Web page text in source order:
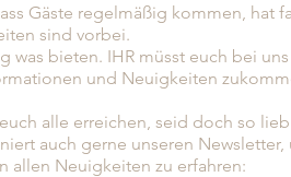
Gäste regelmäßig kommen, hat
sind vorbei.
was bieten. IHR müsst euch bei
und Neuigkeiten
alle erreichen, seid doch so
auch gerne unseren
allen Neuigkeiten zu erfahren: